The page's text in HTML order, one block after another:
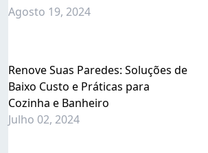
Agosto 19, 2024
Renove Suas Paredes: Soluções de
Baixo Custo e Práticas para
Cozinha e Banheiro
Julho 02, 2024